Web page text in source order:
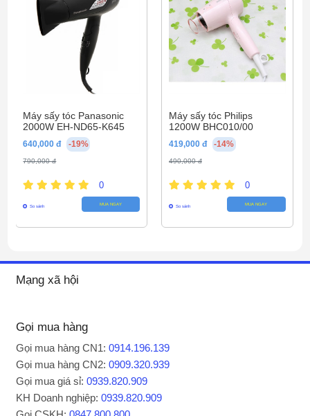
Chế độ tự ngắt điện khi hoạt động quá tải
cho người sử dụng
Hoạt động bền bỉ, an toàn với chức năng tự cân
Máy sấy tóc Panasonic
2000W EH-ND65-K645
640,000 đ -19%
790,000 đ
0
So sánh MUA NGAY
Máy sấy tóc Philips
1200W BHC010/00
419,000 đ -14%
490,000 đ
0
So sánh MUA NGAY
Gọi mua hàng
Gọi mua hàng CN1:0914.196.139
Gọi mua hàng CN2:0909.320.939
Gọi mua giá sỉ:0939.820.909
KH Doanh nghiệp:0939.820.909
Mạng xã hội